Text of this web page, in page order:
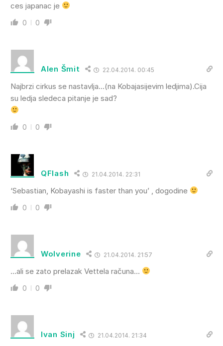
ces japanac je
0 0
Alen Šmit 22.04.2014. 00:45
Najbrzi cirkus se nastavlja…(na Kobajasijevim ledjima).Cija
su ledja sledeca pitanje je sad?
0 0
QFlash 21.04.2014. 22:31
‘Sebastian, Kobayashi is faster than you’ , dogodine
0 0
Wolverine 21.04.2014. 21:57
…ali se zato prelazak Vettela računa…
0 0
Ivan Sinj 21.04.2014. 21:34